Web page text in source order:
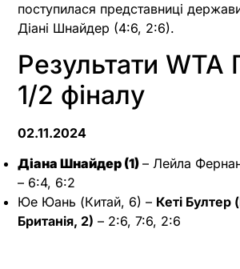
поступилася представниці
Діані Шнайдер (4:6, 2:6).
Результати WTA
1/2 фіналу
02.11.2024
Діана Шнайдер (1) – Лейла
– 6:4, 6:2
Юе Юань (Китай, 6) – Кеті Бултер
Британія, 2) – 2:6, 7:6, 2:6